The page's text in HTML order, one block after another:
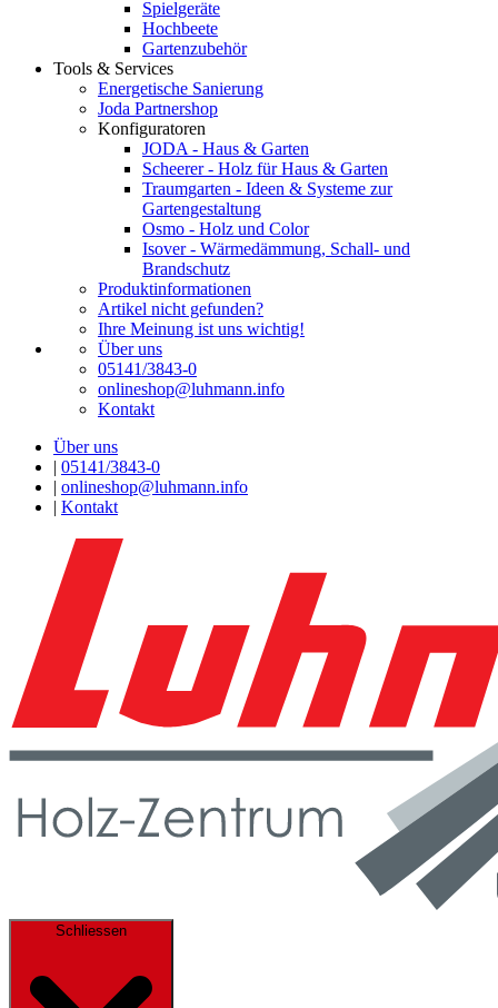
Spielgeräte
Hochbeete
Gartenzubehör
Tools & Services
Energetische Sanierung
Joda Partnershop
Konfiguratoren
JODA - Haus & Garten
Scheerer - Holz für Haus & Garten
Traumgarten - Ideen & Systeme zur
Gartengestaltung
Osmo - Holz und Color
Isover - Wärmedämmung, Schall- und
Brandschutz
Produktinformationen
Artikel nicht gefunden?
Ihre Meinung ist uns wichtig!
Über uns
05141/3843-0
onlineshop@luhmann.info
Kontakt
Über uns
| 05141/3843-0
| onlineshop@luhmann.info
| Kontakt
Schliessen